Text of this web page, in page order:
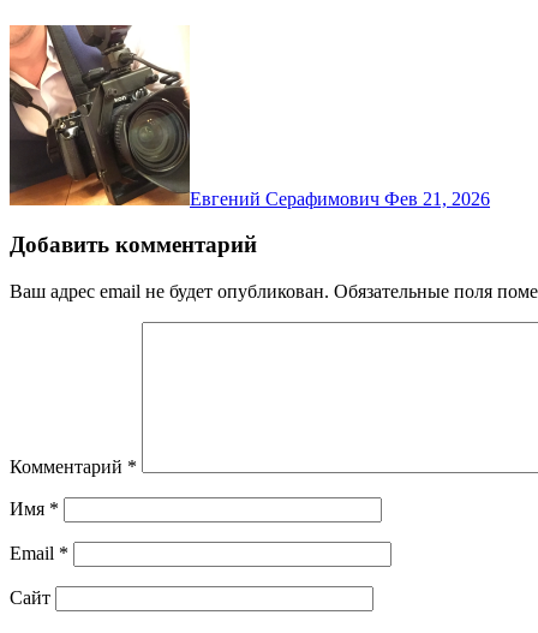
Евгений Серафимович Фев 21, 2026
Добавить комментарий
Ваш адрес email не будет опубликован. Обязательные поля
Комментарий *
Имя *
Email *
Сайт